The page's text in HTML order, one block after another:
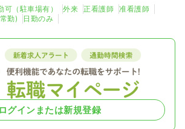
可（駐車場有） 外来 正看護師
准看護師
勤) 日勤のみ
ログインまたは新規登録